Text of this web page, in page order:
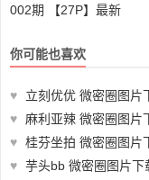
002期 【27P】最新
你可能也喜欢
♥ 立刻优优 微密圈图片下载分
♥
麻利亚辣 微密圈图片下载分
♥ 桂芬坐拍 微密圈图片下载
♥ 芋头bb 微密圈图片下